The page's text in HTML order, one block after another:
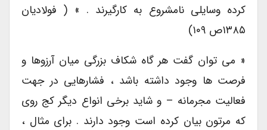
کرده وسایلی نامشروع به کارگیرند . » ( فولادیان
۱۳۸۵ص ۱۰۹)
« می توان گفت هر گاه شکاف بزرگی میان آرزوها و
فرصت ها وجود داشته باشد ، فشارهایی در جهت
فعالیت مجرمانه – و شاید برخی انواع دیگر کج روی
که مرتون بیان کرده است وجود دارند . برای مثال ،